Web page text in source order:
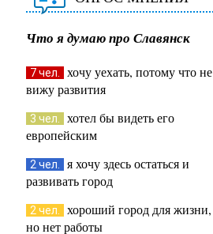
Что я думаю про Славянск
7 чел.
хочу уехать, потому что не
вижу развития
3 чел.
хотел бы видеть его
европейским
2 чел.
я хочу здесь остаться и
развивать город
2 чел.
хороший город для жизни,
но нет работы